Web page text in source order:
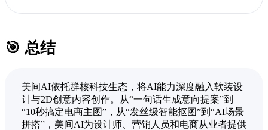
🎯 总结
美间AI依托群核科技生态，将AI能力深度融入软装设
计与2D创意内容创作。从“一句话生成意向提案”到
“10秒搞定电商主图”，从“发丝级智能抠图”到“AI场景
拼搭”，美间AI为设计师、营销人员和电商从业者提供